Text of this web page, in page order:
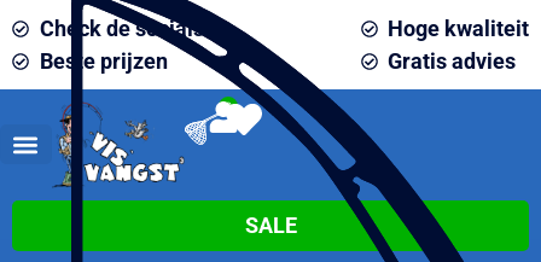
Check de socials
Beste prijzen
Hoge kwaliteit
Gratis advies
0
SALE